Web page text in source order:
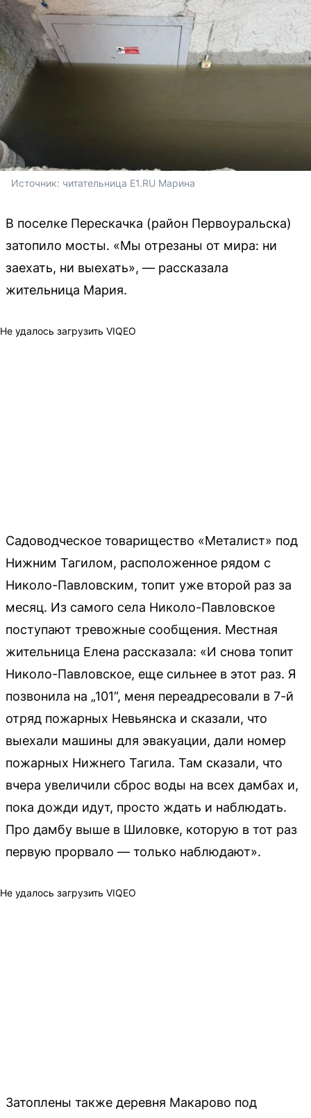
Источник: читательница E1.RU Марина
В поселке Перескачка (район Первоуральска)
затопило мосты. «Мы отрезаны от мира: ни
заехать, ни выехать», — рассказала
жительница Мария.
Не удалось загрузить VIQEO
Садоводческое товарищество «Металист» под
Нижним Тагилом, расположенное рядом с
Николо-Павловским, топит уже второй раз за
месяц. Из самого села Николо-Павловское
поступают тревожные сообщения. Местная
жительница Елена рассказала: «И снова топит
Николо-Павловское, еще сильнее в этот раз. Я
позвонила на „101“, меня переадресовали в 7-й
отряд пожарных Невьянска и сказали, что
выехали машины для эвакуации, дали номер
пожарных Нижнего Тагила. Там сказали, что
вчера увеличили сброс воды на всех дамбах и,
пока дожди идут, просто ждать и наблюдать.
Про дамбу выше в Шиловке, которую в тот раз
первую прорвало — только наблюдают».
Не удалось загрузить VIQEO
Затоплены также деревня Макарово под